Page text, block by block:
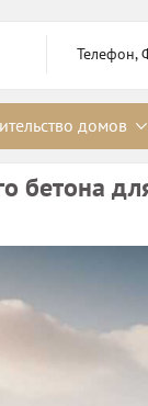
Телефон,
домов
бетона